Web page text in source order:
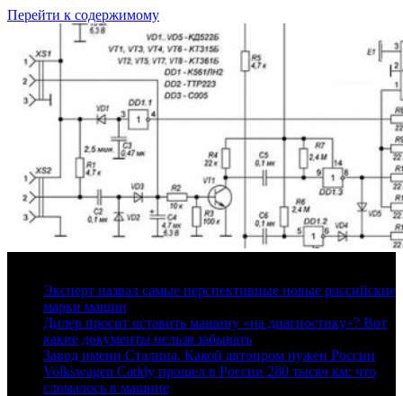
Перейти к содержимому
Эксперт назвал самые перспективные новые российские
марки машин
Дилер просит оставить машину «на диагностику»? Вот
какие документы нельзя забывать
Завод имени Сталина. Какой автопром нужен России
Volkswagen Caddy прошел в России 280 тысяч км: что
сломалось в машине